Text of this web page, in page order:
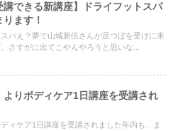
講できる新講座】ドライフットスパ
ます！
スパえ？夢で山城新伍さんが足つぼを受けに来
さすがに出てこやんやろうと思いな...
よりボディケア1日講座を受講され
ィケア1日講座を受講されました年内も、ま